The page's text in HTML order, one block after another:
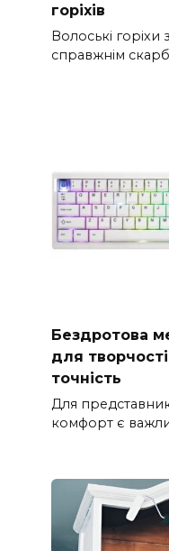
горіхів
Волоські горіхи
справжнім
Бездротова
для
точність
Для
комфорт є